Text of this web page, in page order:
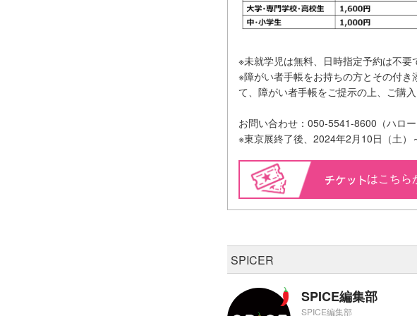
※未就学児は無料、日時指定予約は不要
※障がい者手帳をお持ちの方とその付
て、障がい者手帳をご提示の上、ご購
お問い合わせ：050-5541-8600（ハロ
※東京展終了後、2024年2月10日（土）
はこちら
SPICER
SPICE編集部
SPICE編集部